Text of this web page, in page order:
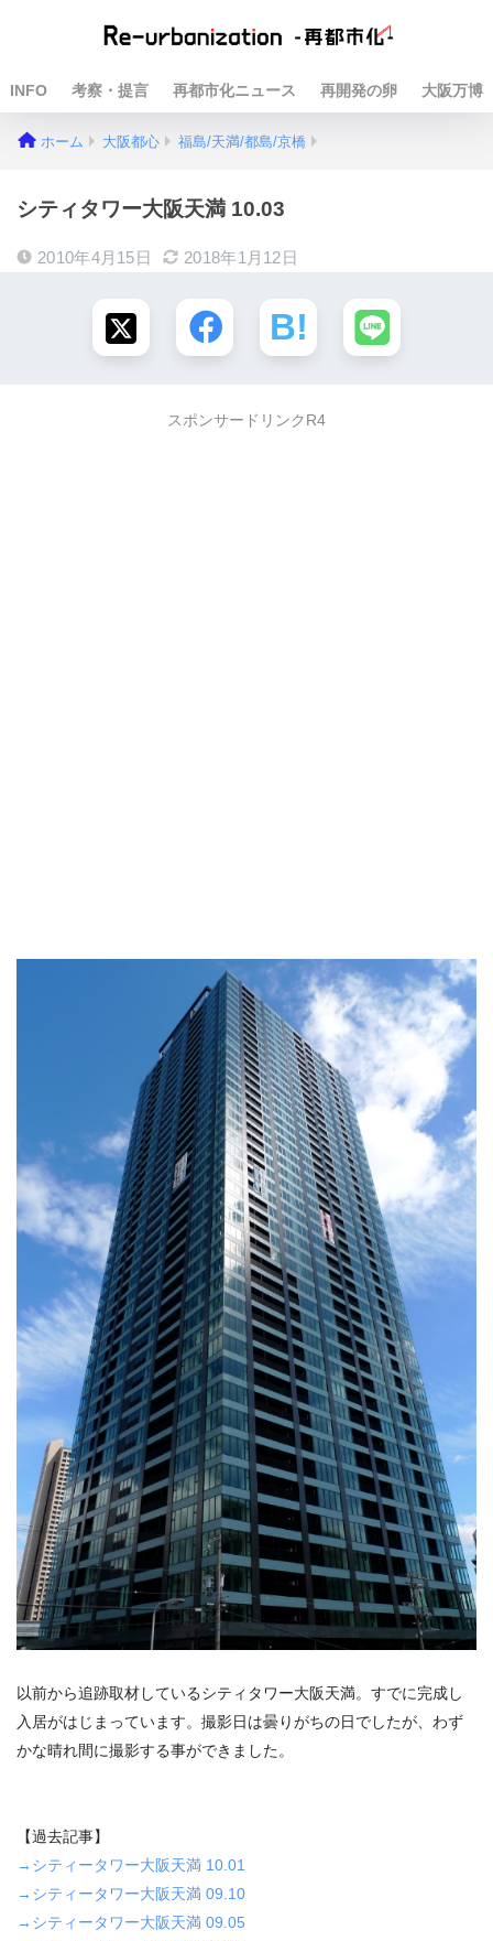
INFO 考察・提言 再都市化ニュース 再開発の卵 大阪万博
ホーム 大阪都心 福島/天満/都島/京橋
シティタワー大阪天満 10.03
2010年4月15日 2018年1月12日
スポンサードリンクR4
以前から追跡取材しているシティタワー大阪天満。すでに完成し
入居がはじまっています。撮影日は曇りがちの日でしたが、わず
かな晴れ間に撮影する事ができました。
【過去記事】
→シティータワー大阪天満 10.01
→シティータワー大阪天満 09.10
→シティータワー大阪天満 09.05